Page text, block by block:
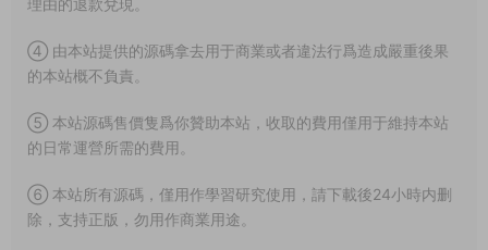
理由的退款兌現。
④ 由本站提供的源碼拿去用于商業或者違法行爲造成嚴重後果
的本站概不負責。
⑤ 本站源碼售價隻爲你贊助本站，收取的費用僅用于維持本站
的日常運營所需的費用。
⑥ 本站所有源碼，僅用作學習研究使用，請下載後24小時内删
除，支持正版，勿用作商業用途。